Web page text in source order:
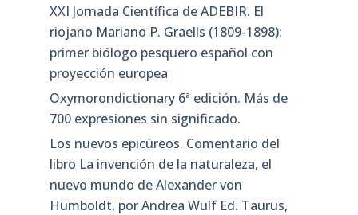
XXI Jornada Científica de ADEBIR. El
riojano Mariano P. Graells (1809-1898):
primer biólogo pesquero español con
proyección europea
Oxymorondictionary 6ª edición. Más de
700 expresiones sin significado.
Los nuevos epicúreos. Comentario del
libro La invención de la naturaleza, el
nuevo mundo de Alexander von
Humboldt, por Andrea Wulf Ed. Taurus,